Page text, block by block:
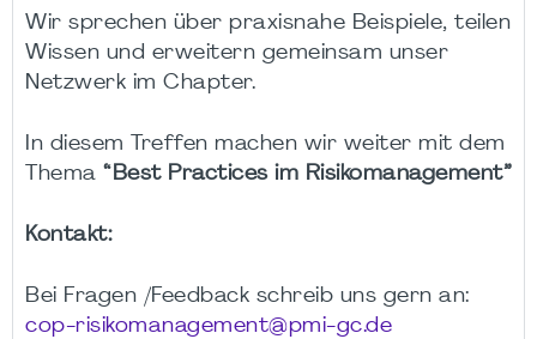
Wir sprechen über praxisnahe Beispiele, teilen
Wissen und erweitern gemeinsam unser
Netzwerk im Chapter.
In diesem Treffen machen wir weiter mit dem
Thema “Best Practices im Risikomanagement”
Kontakt:
Bei Fragen /Feedback schreib uns gern an:
cop-risikomanagement@pmi-gc.de